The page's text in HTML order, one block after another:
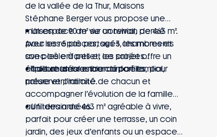
de la vallée de la Thur, Maisons
Stéphane Berger vous propose une
maison de 90 m² sur un terrain de 463 m².
Avec ses 5 pièces, ses 3 chambres et
son poêle à pellet, ce projet offre un
équilibre idéal entre confort familial,
nature et praticité.
• Un espace de vie convivial, pensé
pour les repas partagés, les moments
avec les enfants et les soirées
chaleureuses autour du poêle.
• Trois chambres bien réparties, pour
préserver l’intimité de chacun et
accompagner l’évolution de la famille
au fil des années.
• Un terrain de 463 m² agréable à vivre,
parfait pour créer une terrasse, un coin
jardin, des jeux d’enfants ou un espace